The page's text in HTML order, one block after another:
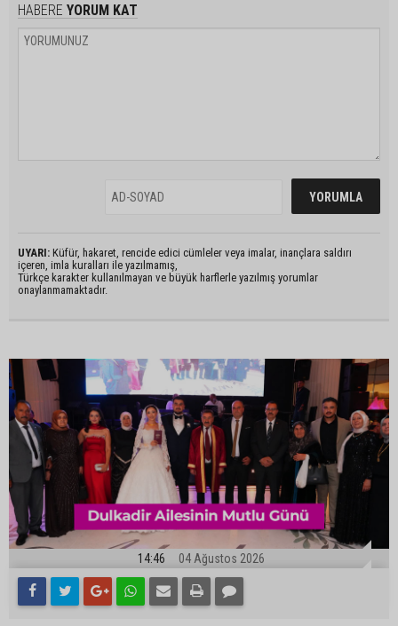
HABERE YORUM KAT
UYARI: Küfür, hakaret, rencide edici cümleler veya imalar, inançlara saldırı
içeren, imla kuralları ile yazılmamış,
Türkçe karakter kullanılmayan ve büyük harflerle yazılmış yorumlar
onaylanmamaktadır.
14:46 04 Ağustos 2026